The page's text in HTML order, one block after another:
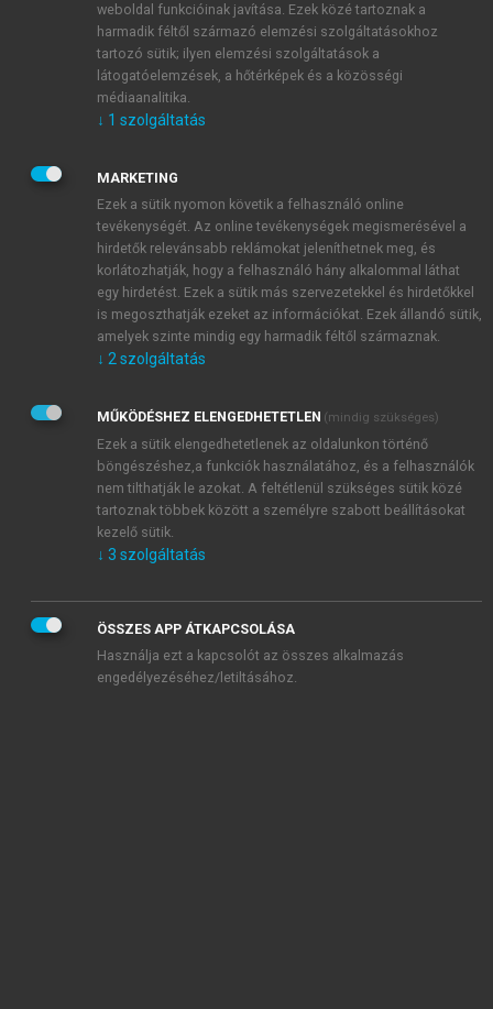
E-MAIL-CÍM
JELSZÓ
JELSZÓ ÚJRA
Kérek értesítést a MeRSZ újdonságairól, akcióiról.
Kérek értesítést az Akadémiai Kiadó Zrt. újdonságairól,
Adatkezelési tájékoztatóbanfoglaltakat tudomásul
veszem és elfogadom.
Általános vásárlási feltételeket, valamint a szotar.netés a
mersz.huoldalak licencszerződéseiben foglaltakat
tudomásul veszem és elfogadom.
KIPRÓBÁLOM
weboldal funkcióinak javítása. Ezek közé tartoznak a
harmadik féltől származó elemzési szolgáltatásokhoz
tartozó sütik; ilyen elemzési szolgáltatások a
látogatóelemzések, a hőtérképek és a közösségi
médiaanalitika.
↓ 1 szolgáltatás
MARKETING
Ezek a sütik nyomon követik a felhasználó online
tevékenységét. Az online tevékenységek megismerésével a
hirdetők relevánsabb reklámokat jeleníthetnek meg, és
korlátozhatják, hogy a felhasználó hány alkalommal láthat
egy hirdetést. Ezek a sütik más szervezetekkel és hirdetőkkel
is megoszthatják ezeket az információkat. Ezek állandó sütik,
amelyek szinte mindig egy harmadik féltől származnak.
↓ 2 szolgáltatás
MŰKÖDÉSHEZ ELENGEDHETETLEN (mindig szükséges)
Ezek a sütik elengedhetetlenek az oldalunkon történő
böngészéshez,a funkciók használatához, és a felhasználók
nem tilthatják le azokat. A feltétlenül szükséges sütik közé
tartoznak többek között a személyre szabott beállításokat
kezelő sütik.
↓ 3 szolgáltatás
ÖSSZES APP ÁTKAPCSOLÁSA
Használja ezt a kapcsolót az összes alkalmazás
engedélyezéséhez/letiltásához.